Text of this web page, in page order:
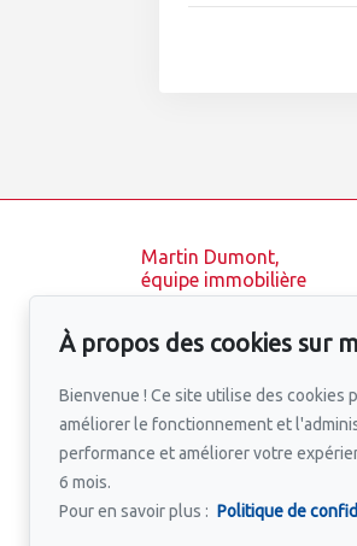
Martin Dumont,
équipe immobilière
Équipe
Blogue
Quartiers
Relocalisation
À propos des cookies sur
Bienvenue ! Ce site utilise des
améliorer le fonctionnement et
performance et améliorer votre
6 mois.
Pour en savoir plus : Politique de